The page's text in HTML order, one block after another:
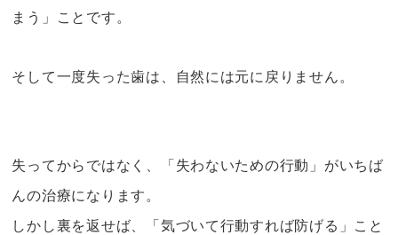
まう」ことです。
そして一度失った歯は、自然には元に戻りません。
失ってからではなく、「失わないための行動」がいちば
んの治療になります。
しかし裏を返せば、「気づいて行動すれば防げる」こと